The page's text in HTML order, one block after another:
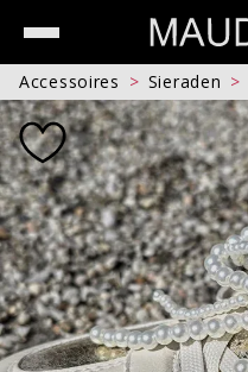
Accessoires Sieraden